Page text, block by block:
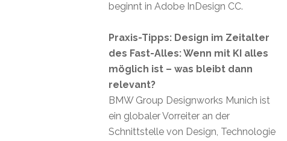
beginnt in Adobe InDesign CC.
Praxis-Tipps: Design im Zeitalter
des Fast-Alles: Wenn mit KI alles
möglich ist – was bleibt dann
relevant?
BMW Group Designworks Munich ist
ein globaler Vorreiter an der
Schnittstelle von Design, Technologie